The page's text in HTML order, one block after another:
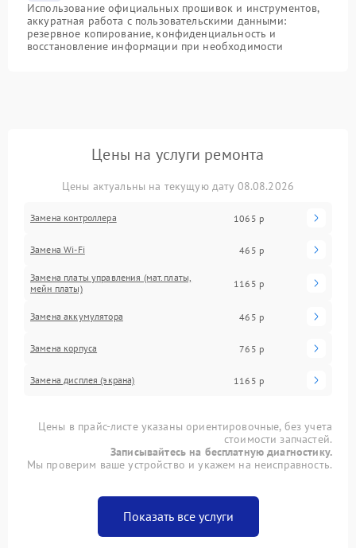
Использование официальных прошивок и инструментов,
аккуратная работа с пользовательскими данными:
резервное копирование, конфиденциальность и
восстановление информации при необходимости
Цены на услуги ремонта
Цены актуальны на текущую дату 08.08.2026
Замена контроллера 1065 р
Замена Wi-Fi 465 р
Замена платы управления (мат.платы,
мейн платы)
1165 р
Замена аккумулятора 465 р
Замена корпуса 765 р
Замена дисплея (экрана) 1165 р
Цены в прайс-листе указаны ориентировочные, без учета
стоимости запчастей.
Записывайтесь на бесплатную диагностику.
Мы проверим ваше устройство и укажем на неисправность.
Показать все услуги